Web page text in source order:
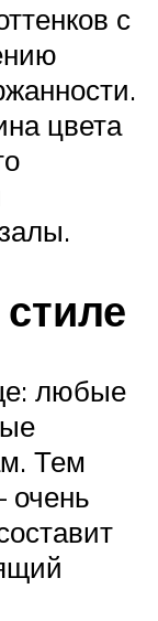
с
цвета
любые
Тем
очень